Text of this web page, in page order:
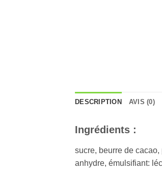
DESCRIPTION AVIS (0)
Ingrédients :
sucre, beurre de
anhydre, émulsifiant: